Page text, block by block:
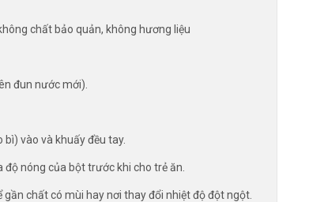
chất bảo quản, không hương liệu
đun nước mới).
vào và khuấy đều tay.
nóng của bột trước khi cho trẻ ăn.
chất có mùi hay nơi thay đổi nhiệt độ đột ngột.